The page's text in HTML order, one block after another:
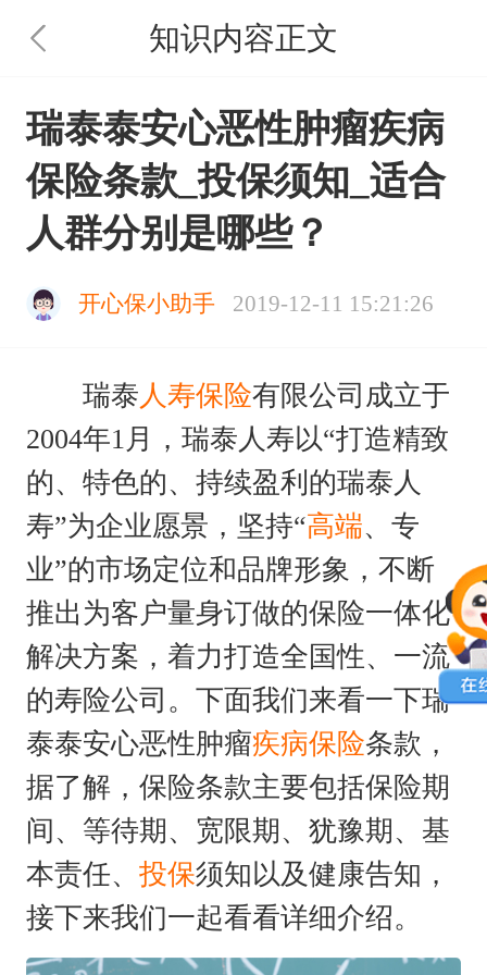
知识内容正文
瑞泰泰安心恶性肿瘤疾病
保险条款_投保须知_适合
人群分别是哪些？
开心保小助手 2019-12-11 15:21:26
瑞泰人寿保险有限公司成立于
2004年1月，瑞泰人寿以“打造精致
的、特色的、持续盈利的瑞泰人
寿”为企业愿景，坚持“高端、专
业”的市场定位和品牌形象，不断
推出为客户量身订做的保险一体化
解决方案，着力打造全国性、一流
的寿险公司。下面我们来看一下瑞
泰泰安心恶性肿瘤疾病保险条款，
据了解，保险条款主要包括保险期
间、等待期、宽限期、犹豫期、基
本责任、 投保须知以及健康告知，
接下来我们一起看看详细介绍。